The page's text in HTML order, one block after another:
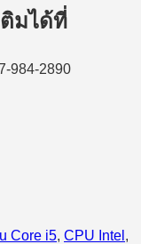
มได้ที่
984-2890
Core i5, CPU Intel ,